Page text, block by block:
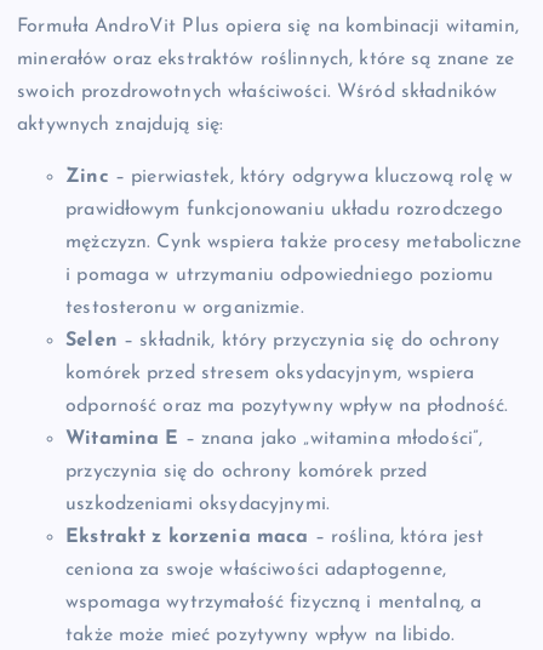
Formuła AndroVit Plus opiera się na kombinacji witamin,
minerałów oraz ekstraktów roślinnych, które są znane ze
swoich prozdrowotnych właściwości. Wśród składników
aktywnych znajdują się:
Zinc – pierwiastek, który odgrywa kluczową rolę w
prawidłowym funkcjonowaniu układu rozrodczego
mężczyzn. Cynk wspiera także procesy metaboliczne
i pomaga w utrzymaniu odpowiedniego poziomu
testosteronu w organizmie.
Selen – składnik, który przyczynia się do ochrony
komórek przed stresem oksydacyjnym, wspiera
odporność oraz ma pozytywny wpływ na płodność.
Witamina E – znana jako „witamina młodości”,
przyczynia się do ochrony komórek przed
uszkodzeniami oksydacyjnymi.
Ekstrakt z korzenia maca – roślina, która jest
ceniona za swoje właściwości adaptogenne,
wspomaga wytrzymałość fizyczną i mentalną, a
także może mieć pozytywny wpływ na libido.